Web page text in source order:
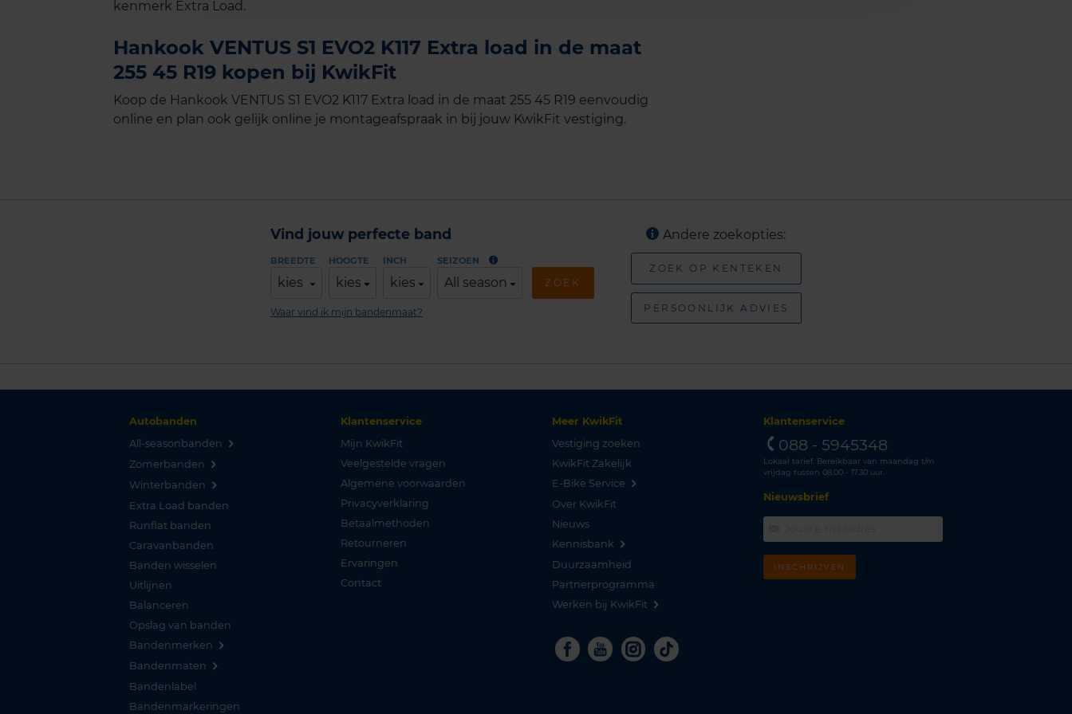
kenmerk Extra Load.
Hankook VENTUS S1 EVO2 K117 Extra load in de maat
255 45 R19 kopen bij KwikFit
Koop de Hankook VENTUS S1 EVO2 K117 Extra load in de maat 255 45 R19 eenvoudig
online en plan ook gelijk online je montageafspraak in bij jouw KwikFit vestiging.
Vind jouw perfecte band
BREEDTE
kies
HOOGTE
kies
INCH
kies
SEIZOEN
All season ZOEK
Waar vind ik mijn bandenmaat?
Andere zoekopties:
ZOEK OP KENTEKEN
PERSOONLIJK ADVIES
Autobanden
All-seasonbanden
Zomerbanden
Winterbanden
Extra Load banden
Runflat banden
Caravanbanden
Banden wisselen
Uitlijnen
Balanceren
Opslag van banden
Bandenmerken
Bandenmaten
Bandenlabel
Bandenmarkeringen
Klantenservice
Mijn KwikFit
Veelgestelde vragen
Algemene voorwaarden
Privacyverklaring
Betaalmethoden
Retourneren
Ervaringen
Contact
Meer KwikFit
Vestiging zoeken
KwikFit Zakelijk
E-Bike Service
Over KwikFit
Nieuws
Kennisbank
Duurzaamheid
Partnerprogramma
Werken bij KwikFit
Facebook
YoutubeInstagram
Tiktok
Klantenservice
088 - 5945348
Lokaal tarief. Bereikbaar van maandag t/m
vrijdag tussen 08.00 - 17.30 uur.
Nieuwsbrief
INSCHRIJVEN